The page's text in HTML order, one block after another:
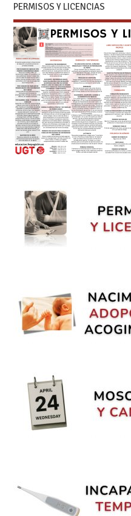
PERMISOS Y LICENCIAS